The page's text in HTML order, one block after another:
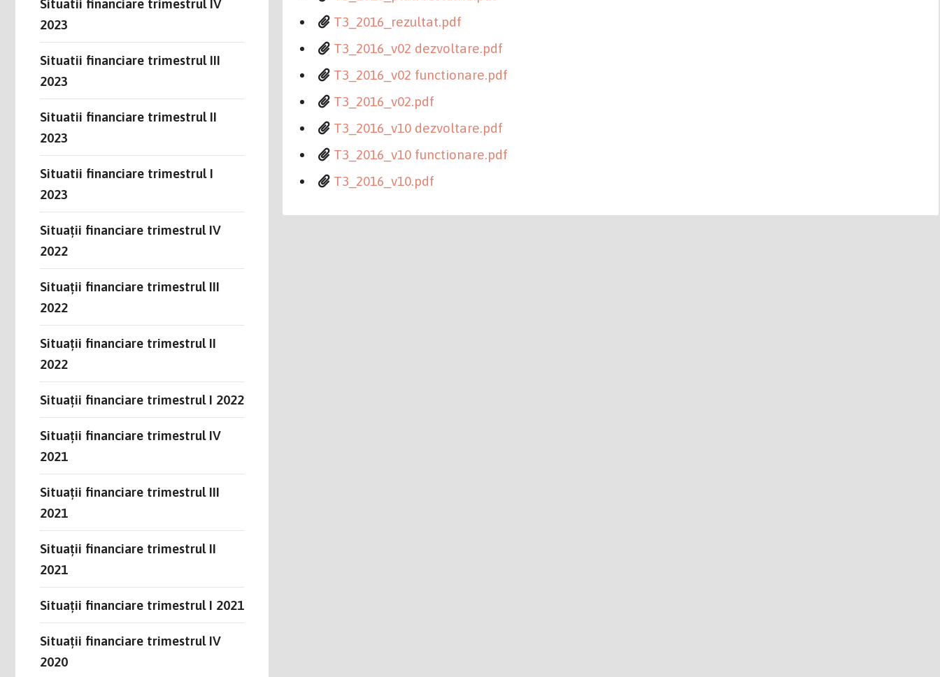
T3_2016_rezultat.pdf
T3_2016_v02 dezvoltare.pdf
T3_2016_v02 functionare.pdf
T3_2016_v02.pdf
T3_2016_v10 dezvoltare.pdf
T3_2016_v10 functionare.pdf
T3_2016_v10.pdf
Situatii financiare trimestrul IV
2023
Situatii financiare trimestrul III
2023
Situatii financiare trimestrul II
2023
Situatii financiare trimestrul I
2023
Situații financiare trimestrul IV
2022
Situații financiare trimestrul III
2022
Situații financiare trimestrul II
2022
Situații financiare trimestrul I 2022
Situații financiare trimestrul IV
2021
Situații financiare trimestrul III
2021
Situații financiare trimestrul II
2021
Situații financiare trimestrul I 2021
Situații financiare trimestrul IV
2020